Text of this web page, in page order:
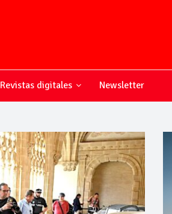
Revistas digitales Newsletter